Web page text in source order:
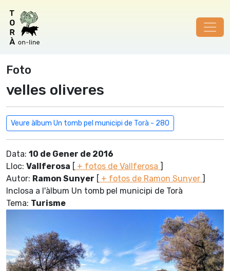
Foto
velles oliveres
Veure àlbum Un tomb pel municipi de Torà - 280
Data: 10 de Gener de 2016
Lloc: Vallferosa [ + fotos de Vallferosa ]
Autor: Ramon Sunyer [ + fotos de Ramon Sunyer ]
Inclosa a l'àlbum Un tomb pel municipi de Torà
Tema: Turisme